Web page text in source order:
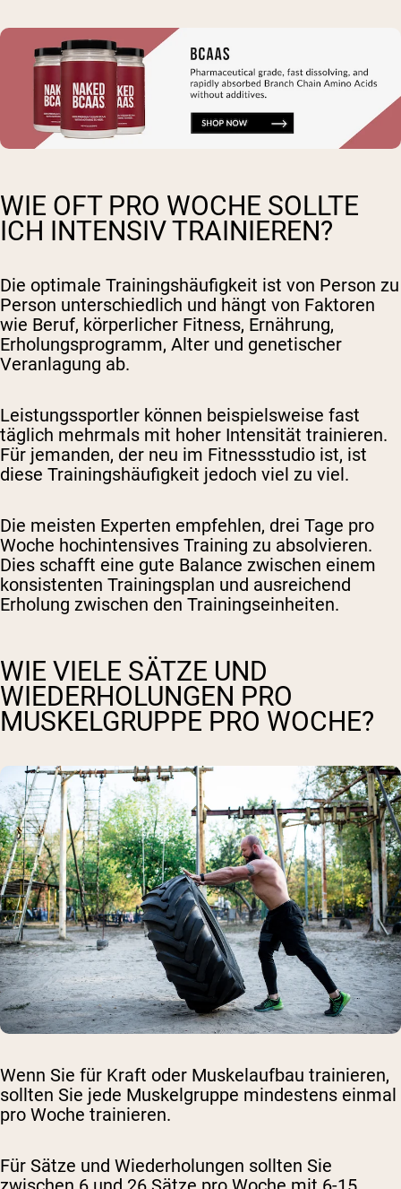
WIE OFT PRO WOCHE SOLLTE
ICH INTENSIV TRAINIEREN?
Die optimale Trainingshäufigkeit ist von Person zu
Person unterschiedlich und hängt von Faktoren
wie Beruf, körperlicher Fitness, Ernährung,
Erholungsprogramm, Alter und genetischer
Veranlagung ab.
Leistungssportler können beispielsweise fast
täglich mehrmals mit hoher Intensität trainieren.
Für jemanden, der neu im Fitnessstudio ist, ist
diese Trainingshäufigkeit jedoch viel zu viel.
Die meisten Experten empfehlen, drei Tage pro
Woche hochintensives Training zu absolvieren.
Dies schafft eine gute Balance zwischen einem
konsistenten Trainingsplan und ausreichend
Erholung zwischen den Trainingseinheiten.
WIE VIELE SÄTZE UND
WIEDERHOLUNGEN PRO
MUSKELGRUPPE PRO WOCHE?
Wenn Sie für Kraft oder Muskelaufbau trainieren,
sollten Sie jede Muskelgruppe mindestens einmal
pro Woche trainieren.
Für Sätze und Wiederholungen sollten Sie